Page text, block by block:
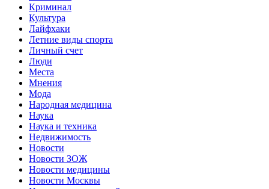
Криминал
Культура
Лайфхаки
Летние виды спорта
Личный счет
Люди
Места
Мнения
Мода
Народная медицина
Наука
Наука и техника
Недвижимость
Новости
Новости ЗОЖ
Новости медицины
Новости Москвы